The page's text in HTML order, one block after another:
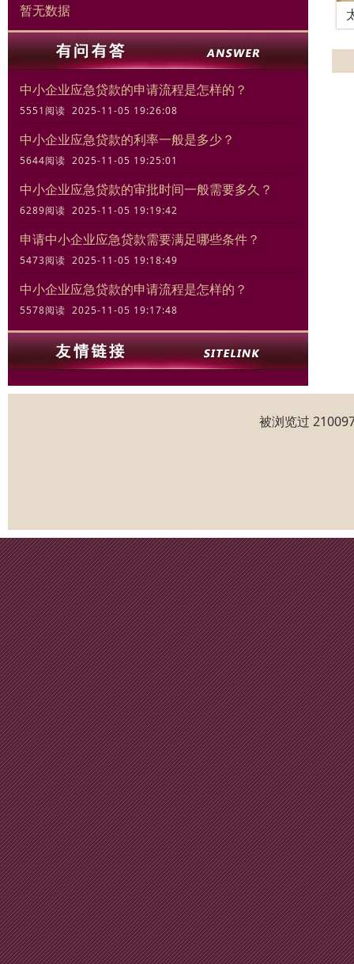
暂无数据
中小企业应急贷款的申请流程是怎样的？
5551阅读 2025-11-05 19:26:08
中小企业应急贷款的利率一般是多少？
5644阅读 2025-11-05 19:25:01
中小企业应急贷款的审批时间一般需要多久？
6289阅读 2025-11-05 19:19:42
申请中小企业应急贷款需要满足哪些条件？
5473阅读 2025-11-05 19:18:49
中小企业应急贷款的申请流程是怎样的？
5578阅读 2025-11-05 19:17:48
被浏览过